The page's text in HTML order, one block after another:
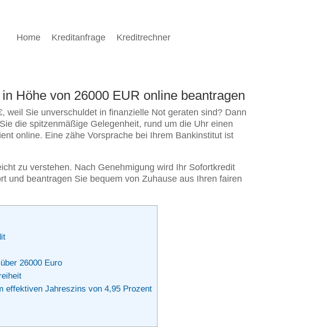
Home Kreditanfrage Kreditrechner
Höhe von 26000 EUR online beantragen
weil Sie unverschuldet in finanzielle Not geraten sind? Dann
die spitzenmäßige Gelegenheit, rund um die Uhr einen
online. Eine zähe Vorsprache bei Ihrem Bankinstitut ist
zu verstehen. Nach Genehmigung wird Ihr Sofortkredit
und beantragen Sie bequem von Zuhause aus Ihren fairen
26000 Euro
effektiven Jahreszins von 4,95 Prozent